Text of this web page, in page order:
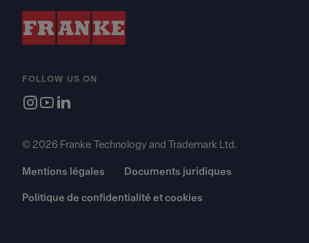
FOLLOW US ON
© 2026 Franke Technology and Trademark Ltd.
Mentions légales Documents juridiques
Politique de confidentialité et cookies